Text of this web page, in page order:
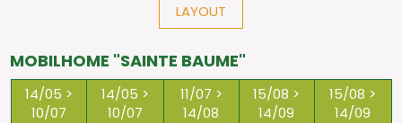
LAYOUT
MOBILHOME "SAINTE BAUME"
14/05 >
10/07
14/05 >
10/07
11/07 >
14/08
15/08 >
14/09
15/08 >
14/09